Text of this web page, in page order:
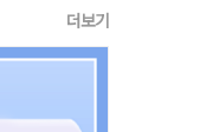
더보기